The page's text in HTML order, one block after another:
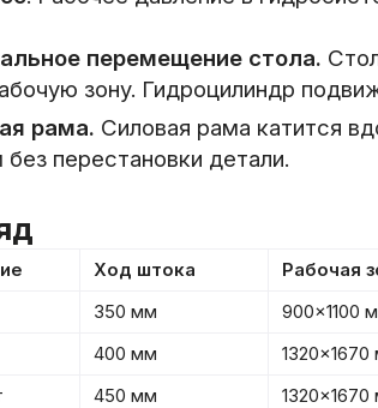
перемещение стола.
зону. Гидроцилиндр
рама. Силовая рама катится
перестановки детали.
Ход штока Рабочая
350 мм 900×1100
400 мм 1320×1670
450 мм 1320×1670